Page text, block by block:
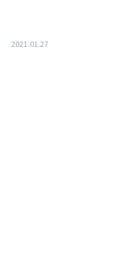
2021.01.27